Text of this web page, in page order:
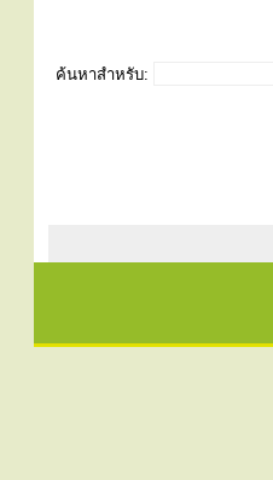
ค้นหาสำหรับ: